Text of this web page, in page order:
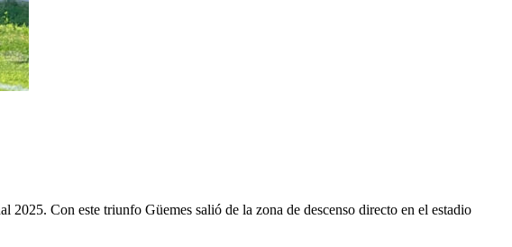
Con este triunfo Güemes salió de la zona de descenso directo en el estadio